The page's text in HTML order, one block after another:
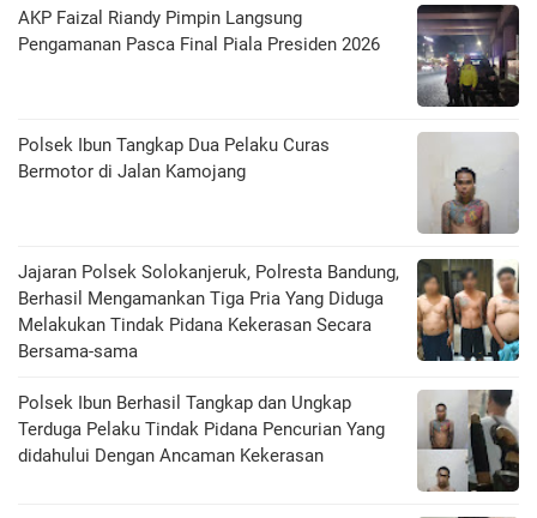
AKP Faizal Riandy Pimpin Langsung
Pengamanan Pasca Final Piala Presiden 2026
Polsek Ibun Tangkap Dua Pelaku Curas
Bermotor di Jalan Kamojang
Jajaran Polsek Solokanjeruk, Polresta Bandung,
Berhasil Mengamankan Tiga Pria Yang Diduga
Melakukan Tindak Pidana Kekerasan Secara
Bersama-sama
Polsek Ibun Berhasil Tangkap dan Ungkap
Terduga Pelaku Tindak Pidana Pencurian Yang
didahului Dengan Ancaman Kekerasan